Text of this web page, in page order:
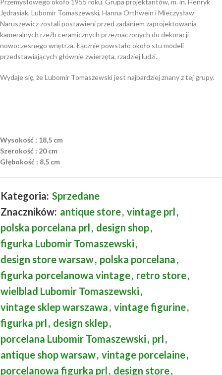
Przemysłowego około 1955 roku. Grupa projektantów, m. in. Henryk
Jędrasiak, Lubomir Tomaszewski, Hanna Orthwein i Mieczysław
Naruszewicz zostali postawieni przed zadaniem zaprojektowania
kameralnych rzeźb ceramicznych przeznaczonych do dekoracji
nowoczesnego wnętrza. Łącznie powstało około stu modeli
przedstawiających głównie zwierzęta, rzadziej ludzi.
Wydaje się, że Lubomir Tomaszewski jest najbardziej znany z tej grupy.
Wysokość : 18,5 cm
Szerokość : 20 cm
Głębokość : 8,5 cm
Kategoria: Sprzedane
Znaczników: antique store, vintage prl,
polska porcelana prl, design shop,
figurka Lubomir Tomaszewski,
design store warsaw, polska porcelana,
figurka porcelanowa vintage, retro store,
wielblad Lubomir Tomaszewski,
vintage sklep warszawa, vintage figurine,
figurka prl, design sklep,
porcelana Lubomir Tomaszewski, prl,
antique shop warsaw, vintage porcelaine,
porcelanowa figurka prl, design store,